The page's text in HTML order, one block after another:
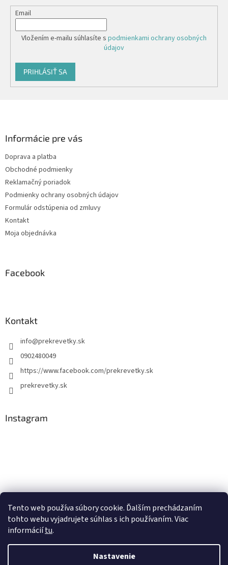
Tento web používa súbory cookie. Ďalším prechádzaním
tohto webu vyjadrujete súhlas s ich používaním. Viac
informáciítu.
Nastavenie
Email
Vložením e-mailu súhlasíte s podmienkami ochrany osobných
údajov
PRIHLÁSIŤ SA
Informácie pre vás
Doprava a platba
Obchodné podmienky
Reklamačný poriadok
Podmienky ochrany osobných údajov
Formulár odstúpenia od zmluvy
Kontakt
Moja objednávka
Facebook
Kontakt
info@prekrevetky.sk
0902480049
https://www.facebook.com/prekrevetky.sk
prekrevetky.sk
Instagram
Sledovať na Instagrame
Vytvoril Shoptet